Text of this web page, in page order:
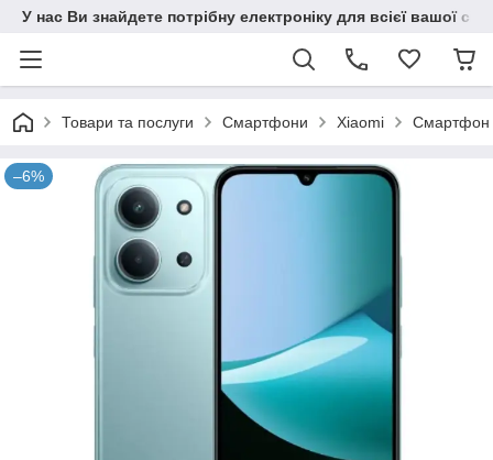
У нас Ви знайдете потрібну електроніку для всієї вашої
Товари та послуги Смартфони Xiaomi Смартфон
–6%